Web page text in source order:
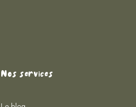
Nos services